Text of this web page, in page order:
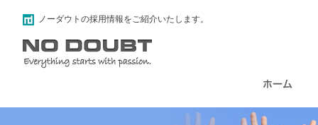
ノーダウトの採用情報をご紹介いたします。